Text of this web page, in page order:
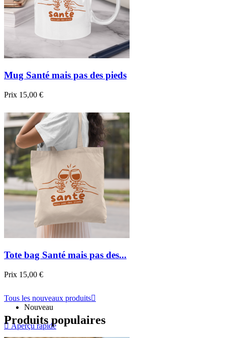
Mug Santé mais pas des pieds
Prix 15,00 €
Nouveau
Aperçu rapide
Tote bag Santé mais pas des...
Prix 15,00 €
Nouveau
 Aperçu rapide
Tous les nouveaux produits
Produits populaires